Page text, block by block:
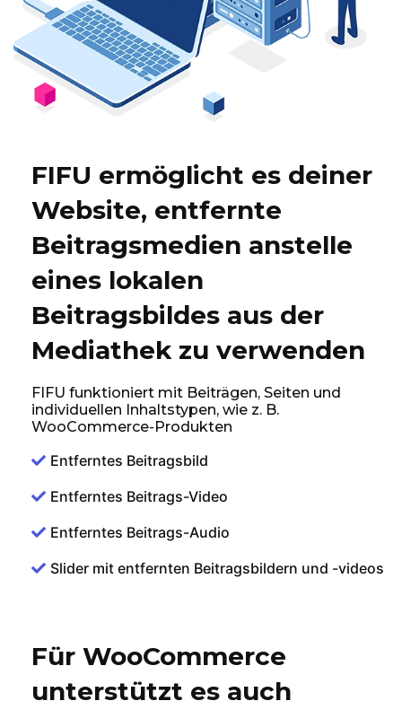
FIFU ermöglicht es deiner
Website, entfernte
Beitragsmedien anstelle
eines lokalen
Beitragsbildes aus der
Mediathek zu verwenden
FIFU funktioniert mit Beiträgen, Seiten und
individuellen Inhaltstypen, wie z. B.
WooCommerce-Produkten
Entferntes Beitragsbild
Entferntes Beitrags-Video
Entferntes Beitrags-Audio
Slider mit entfernten Beitragsbildern und -videos
Für WooCommerce
unterstützt es auch